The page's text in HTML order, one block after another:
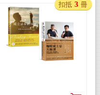
扣抵 3 冊